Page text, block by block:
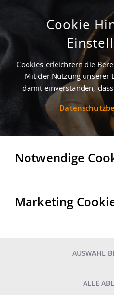
Gewerbegebiet
Radebeul
Auf Anfrage
Cookie
Cookies erleichtern die
Mit der Nutzung unserer
damit einverstanden,
Notwendige
Marketing
AUSWAHL
ALLE